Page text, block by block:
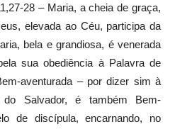
28 – Maria, a cheia de graça,
elevada ao Céu, participa da
bela e grandiosa, é venerada
sua obediência à Palavra de
aventurada – por dizer sim à
Salvador, é também Bem-
de discípula, encarnando, no